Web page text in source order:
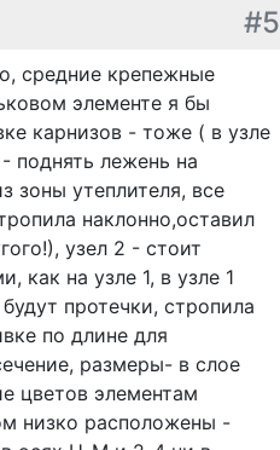
#5
средние крепежные
элементе я бы
карнизов - тоже ( в узле
поднять лежень на
зоны утеплителя, все
наклонно,оставил
узел 2 - стоит
как на узле 1, в узле 1
протечки, стропила
по длине для
размеры- в слое
цветов элементам
низко расположены -